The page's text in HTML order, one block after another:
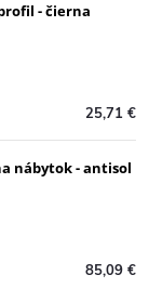
- čierna
25,71 €
nábytok - antisol
85,09 €